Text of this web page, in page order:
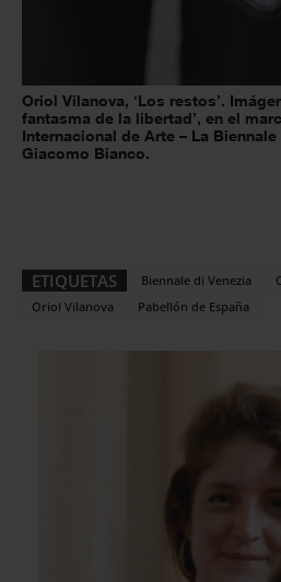
Oriol Vilanova, ‘Los restos’.
fantasma de la libertad’, en el
Internacional de Arte – La
Giacomo Bianco.
ETIQUETAS Biennale di Venezia
Oriol Vilanova
Pabellón de España